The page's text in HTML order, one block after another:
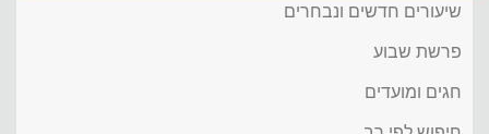
שיעורים חדשים ונבחרים
פרשת שבוע
חגים ומועדים